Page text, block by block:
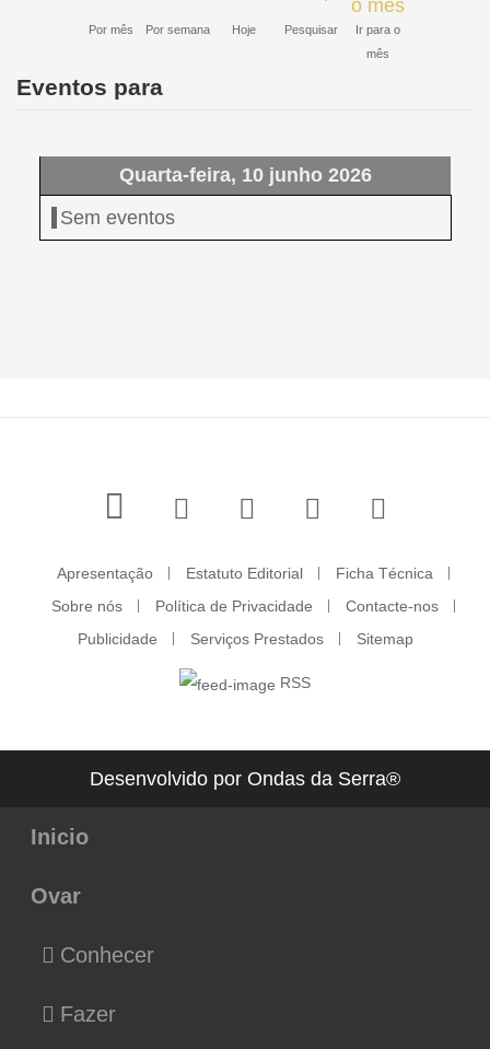
Por mês Por semana Hoje Pesquisar
Ir para o
mês
Eventos para
Quarta-feira, 10 junho 2026
Sem eventos
Apresentação Estatuto Editorial
Ficha Técnica
Sobre nós
Política de Privacidade
Contacte-nos
Publicidade
Serviços Prestados Sitemap
RSS
Desenvolvido por Ondas da Serra®
Inicio
Ovar
Conhecer
Fazer